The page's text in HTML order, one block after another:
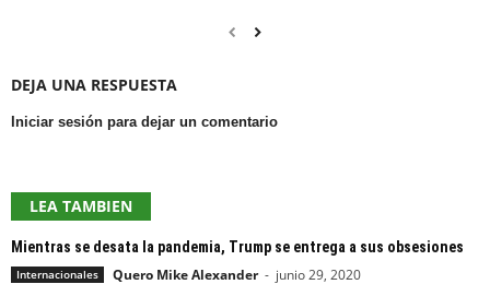
DEJA UNA RESPUESTA
Iniciar sesión para dejar un comentario
LEA TAMBIEN
Mientras se desata la pandemia, Trump se entrega a sus obsesiones
Internacionales Quero Mike Alexander - junio 29, 2020